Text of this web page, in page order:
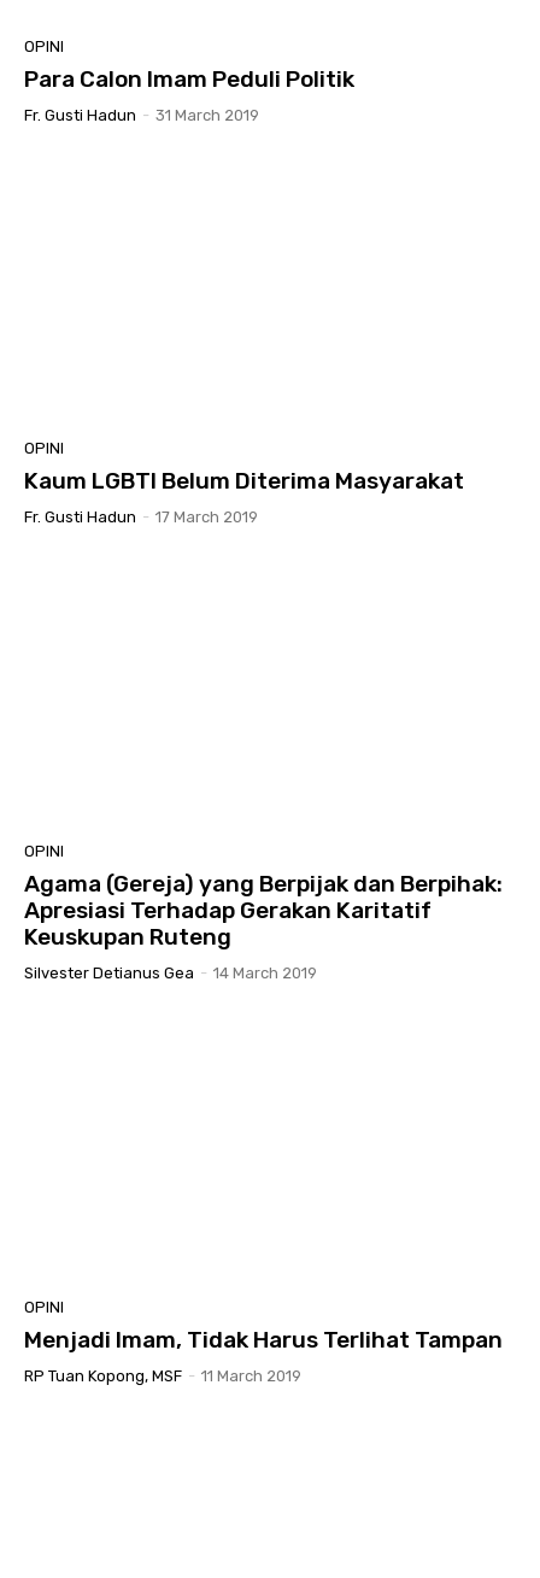
OPINI
Para Calon Imam Peduli Politik
Fr. Gusti Hadun - 31 March 2019
OPINI
Kaum LGBTI Belum Diterima Masyarakat
Fr. Gusti Hadun - 17 March 2019
OPINI
Agama (Gereja) yang Berpijak dan Berpihak:
Apresiasi Terhadap Gerakan Karitatif
Keuskupan Ruteng
Silvester Detianus Gea - 14 March 2019
OPINI
Menjadi Imam, Tidak Harus Terlihat Tampan
RP Tuan Kopong, MSF - 11 March 2019